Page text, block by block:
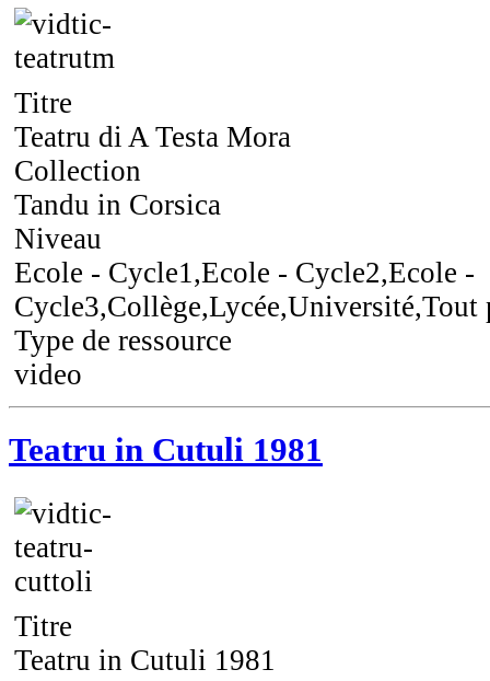
Titre
Teatru di A Testa Mora
Collection
Tandu in Corsica
Niveau
Ecole - Cycle1,Ecole - Cycle2,Ecole -
Cycle3,Collège,Lycée,Université,Tout
Type de ressource
video
Teatru in Cutuli 1981
Titre
Teatru in Cutuli 1981